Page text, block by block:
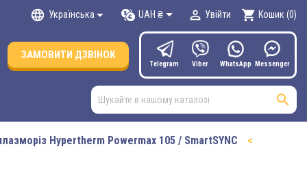
language Українська UAH ₴  Увійти shopping_cart Кошик (0)
ЗАМОВИТИ ДЗВІНОК
Telegram Viber WhatsApp Мessenger

Hypertherm Powermax 105 / SmartSYNC